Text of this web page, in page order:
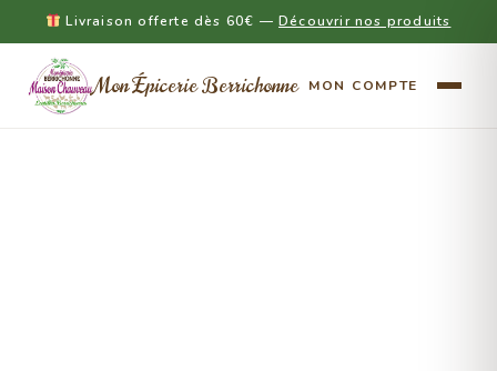
Livraison offerte dès 60€ —Découvrir nos produits
Mon Épicerie Berrichonne MON COMPTE